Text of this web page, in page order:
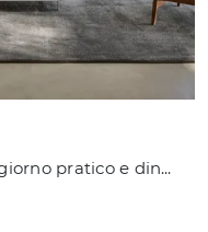
Vuoi allestire un soggiorno pratico e dinamico? Ti presentiamo la parete attrezzata Living LV727 Giessegi dalle forme decise moderne.